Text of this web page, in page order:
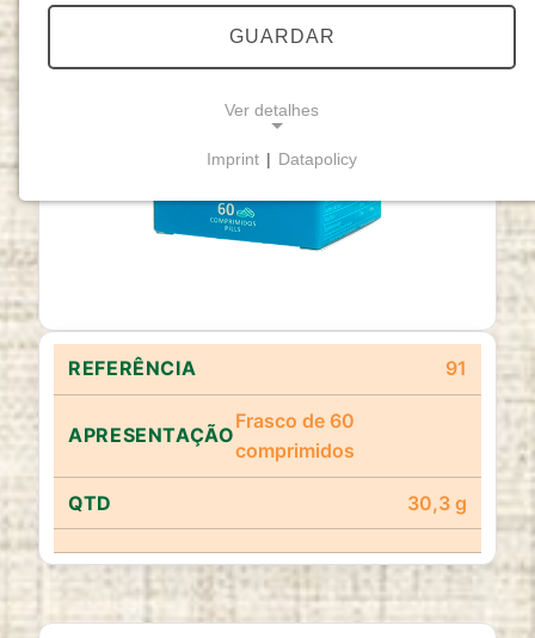
91
Frasco de 60
comprimidos
30,3 g
GUARDAR
Ver detalhes
Cookies necessários
permitem funcionalidades
básicas e são essenciais para o funcionamento
Cookie Consent
Name:
Purpose:
Este cookie armazena as opções de
consentimento selecionadas pelo utilizador.
1 year
Imprint | Datapolicy